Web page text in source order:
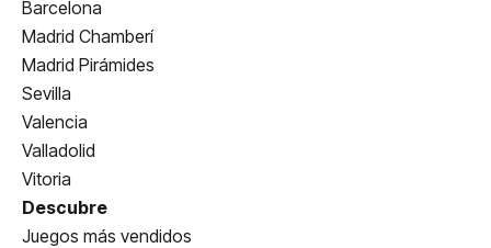
Barcelona
Madrid Chamberí
Madrid Pirámides
Sevilla
Valencia
Valladolid
Vitoria
Descubre
Juegos más vendidos